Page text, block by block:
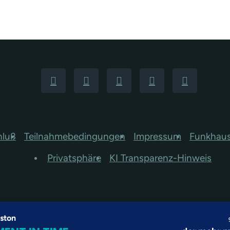
Teilnahmebedingungen Impressum
Privatsphäre
KI Transparenz-Hinweis